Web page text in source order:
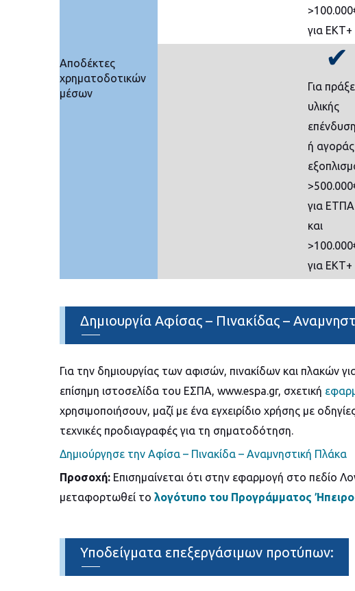
για ΕΚΤ+
Αποδέκτες
χρηματοδοτικών
μέσων
✔
Για
υλικής
ή αγοράς
για ΕΤΠΑ
και
για ΕΚΤ+
Δημιουργία Αφίσας – Πινακίδας –
Για την δημιουργίας των αφισών, πινακίδων και πλακών
επίσημη ιστοσελίδα του ΕΣΠΑ, www.espa.gr, σχετική
χρησιμοποιήσουν, μαζί με ένα εγχειρίδιο χρήσης με
τεχνικές προδιαγραφές για τη σηματοδότηση.
Δημιούργησε την Αφίσα – Πινακίδα – Αναμνηστική Πλάκα
Προσοχή: Επισημαίνεται ότι στην εφαρμογή στο πεδίο
μεταφορτωθεί το λογότυπο του Προγράμματος
Υποδείγματα επεξεργάσιμων προτύπων: